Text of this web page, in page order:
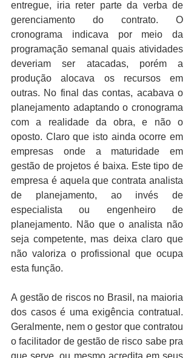
entregue, iria reter parte da verba de
gerenciamento do contrato. O
cronograma indicava por meio da
programação semanal quais atividades
deveriam ser atacadas, porém a
produção alocava os recursos em
outras. No final das contas, acabava o
planejamento adaptando o cronograma
com a realidade da obra, e não o
oposto. Claro que isto ainda ocorre em
empresas onde a maturidade em
gestão de projetos é baixa. Este tipo de
empresa é aquela que contrata analista
de planejamento, ao invés de
especialista ou engenheiro de
planejamento. Não que o analista não
seja competente, mas deixa claro que
não valoriza o profissional que ocupa
esta função.
A gestão de riscos no Brasil, na maioria
dos casos é uma exigência contratual.
Geralmente, nem o gestor que contratou
o facilitador de gestão de risco sabe pra